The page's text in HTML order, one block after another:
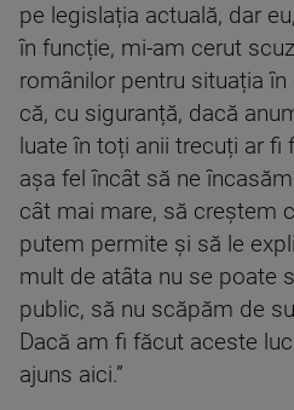
pe legislația actuală, dar
în funcție, mi-am cerut
românilor pentru situația
că, cu siguranță, dacă
luate în toți anii trecuți ar
așa fel încât să ne
cât mai mare, să creștem
putem permite și să le
mult de atâta nu se poate
public, să nu scăpăm de
Dacă am fi făcut aceste
ajuns aici.”